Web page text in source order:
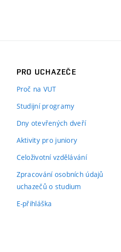
PRO UCHAZEČE
Proč na VUT
Studijní programy
Dny otevřených dveří
Aktivity pro juniory
Celoživotní vzdělávání
Zpracování osobních údajů
uchazečů o studium
E-přihláška